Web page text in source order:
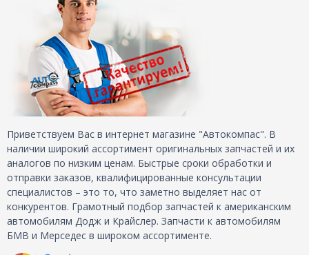
Приветствуем Вас в интернет магазине "Автокомпас". В
наличии широкий ассортимент оригинальных запчастей и их
аналогов по низким ценам. Быстрые сроки обработки и
отправки заказов, квалифицированные консультации
специалистов – это то, что заметно выделяет нас от
конкурентов. Грамотный подбор запчастей к американским
автомобилям Додж и Крайслер. Запчасти к автомобилям
БМВ и Мерседес в широком ассортименте.